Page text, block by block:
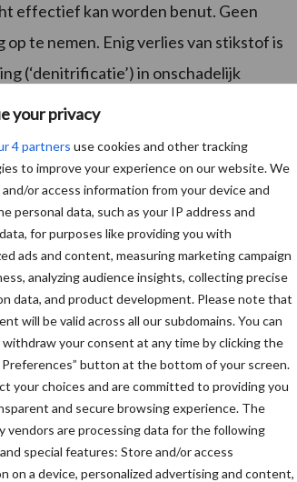
your privacy
4 partners use cookies and other tracking
to improve your experience on our website. We
or access information from your device and
personal data, such as your IP address and
for purposes like providing you with
ads and content, measuring marketing campaign
analyzing audience insights, collecting precise
data, and product development. Please note that
will be valid across all our subdomains. You can
withdraw your consent at any time by clicking the
Preferences” button at the bottom of your screen.
your choices and are committed to providing you
and secure browsing experience. The
vendors are processing data for the following
special features: Store and/or access
on a device, personalized advertising and content,
effectief kan worden benut. Geen
te nemen. Enig verlies van stikstof is
(‘denitrificatie’) in onschadelijk
door nitraatuitspoeling of
op ongewenste opwarming van de
ongeschikt maken als bron
tot een verhoogd
ten nadele van andere
daalt de soortenrijkdom
landbouw is één van de sectoren die
90 haar stikstofuitstoot al fors heeft